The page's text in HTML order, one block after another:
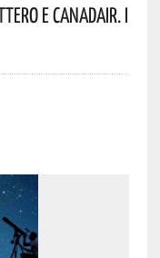
E Canadair. I